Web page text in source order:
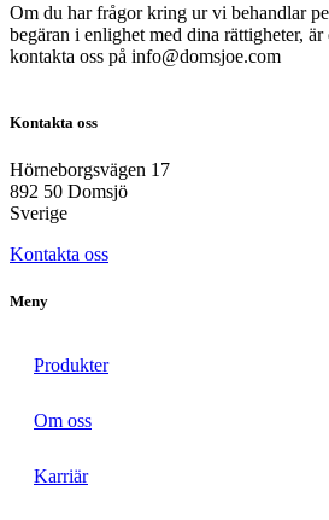
Om du har frågor kring ur vi behandlar
begäran i enlighet med dina rättigheter,
kontakta oss på info@domsjoe.com
Kontakta oss
Hörneborgsvägen 17
892 50 Domsjö
Sverige
Kontakta oss
Meny
Produkter
Om oss
Karriär